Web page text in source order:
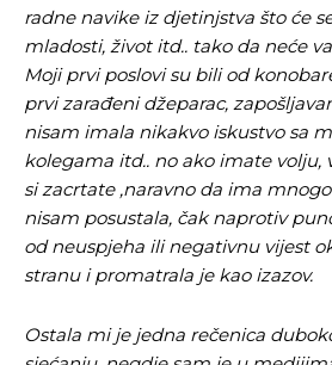
radne navike iz djetinjstva što će
mladosti, život itd.. tako da neće
Moji prvi poslovi su bili od
prvi zarađeni džeparac,
nisam imala nikakvo iskustvo sa
kolegama itd.. no ako imate volju,
si zacrtate ,naravno da ima
nisam posustala, čak naprotiv
od neuspjeha ili negativnu vijest
stranu i promatrala je kao izazov.
Ostala mi je jedna rečenica